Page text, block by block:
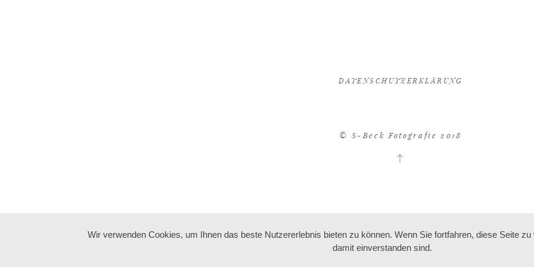
DATENSCHUTZERKLÄRUNG
© S-Beck Fotografie 2018
Wir verwenden Cookies, um Ihnen das beste Nutzererlebnis bieten zu können. Wenn Sie fortfahren, diese Seite
damit einverstanden sind.